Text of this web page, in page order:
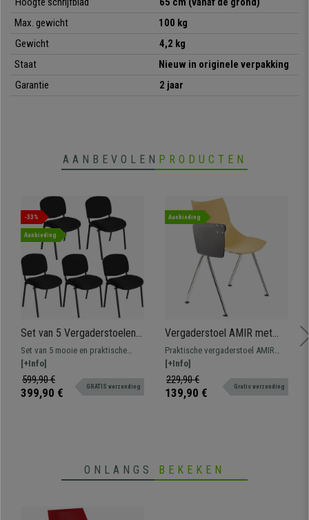
Max. gewicht
100 kg
Gewicht
4,2 kg
Staat
Nieuw in originele verpakking
Garantie
2 jaar
AANBEVOLEN PRODUCTEN
-33%
Aanbieding
Set van 5 Vergaderstoelen
MOBY BASE, Erg Praktisch,
Ongelooflijke Prijs, Kleur
Zwart en Zwarte Poten
Set van 5 mooie en praktische
vergaderstoelen MOBY BASE, een
typische vergaderstoel om in
wacht- of vergaderruimtes te
[+Info]
599,90 €
399,90 € GRATIS verzending
Aanbieding
Vergaderstoel AMIR met
klaptafeltje, Handig en
Praktisch, Kleur Beige
Praktische vergaderstoel AMIR
met klaptafeltje, spectaculair
design om wachtkamers of
vergaderruimtes een modern
[+Info]
229,90 €
139,90 € Gratis verzending
ONLANGS BEKEKEN